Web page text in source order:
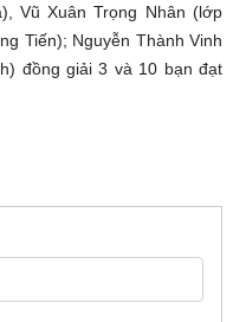
Vũ Xuân Trọng Nhân (lớp
Tiến); Nguyễn Thành Vinh
đồng giải 3 và 10 bạn đạt